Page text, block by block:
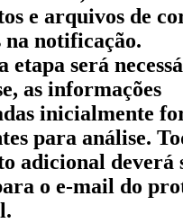
e arquivos de
na notificação.
etapa será
as informações
inicialmente
para análise.
adicional deverá
o e-mail do